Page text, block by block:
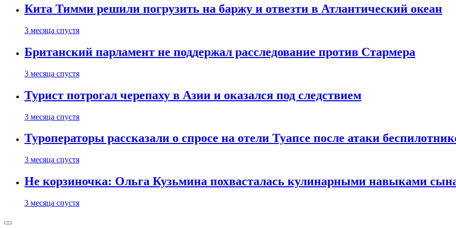
Кита Тимми решили погрузить на баржу и отвезти в Атлантический океан
3 месяца спустя
Британский парламент не поддержал расследование против Стармера
3 месяца спустя
Турист потрогал черепаху в Азии и оказался под следствием
3 месяца спустя
Туроператоры рассказали о спросе на отели Туапсе после атаки
3 месяца спустя
Не корзиночка: Ольга Кузьмина похвасталась кулинарными навыками
3 месяца спустя